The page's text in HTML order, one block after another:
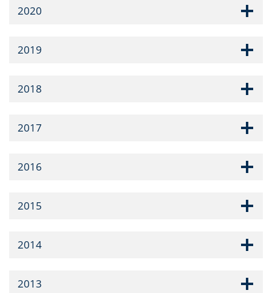
2020
2019
2018
2017
2016
2015
2014
2013